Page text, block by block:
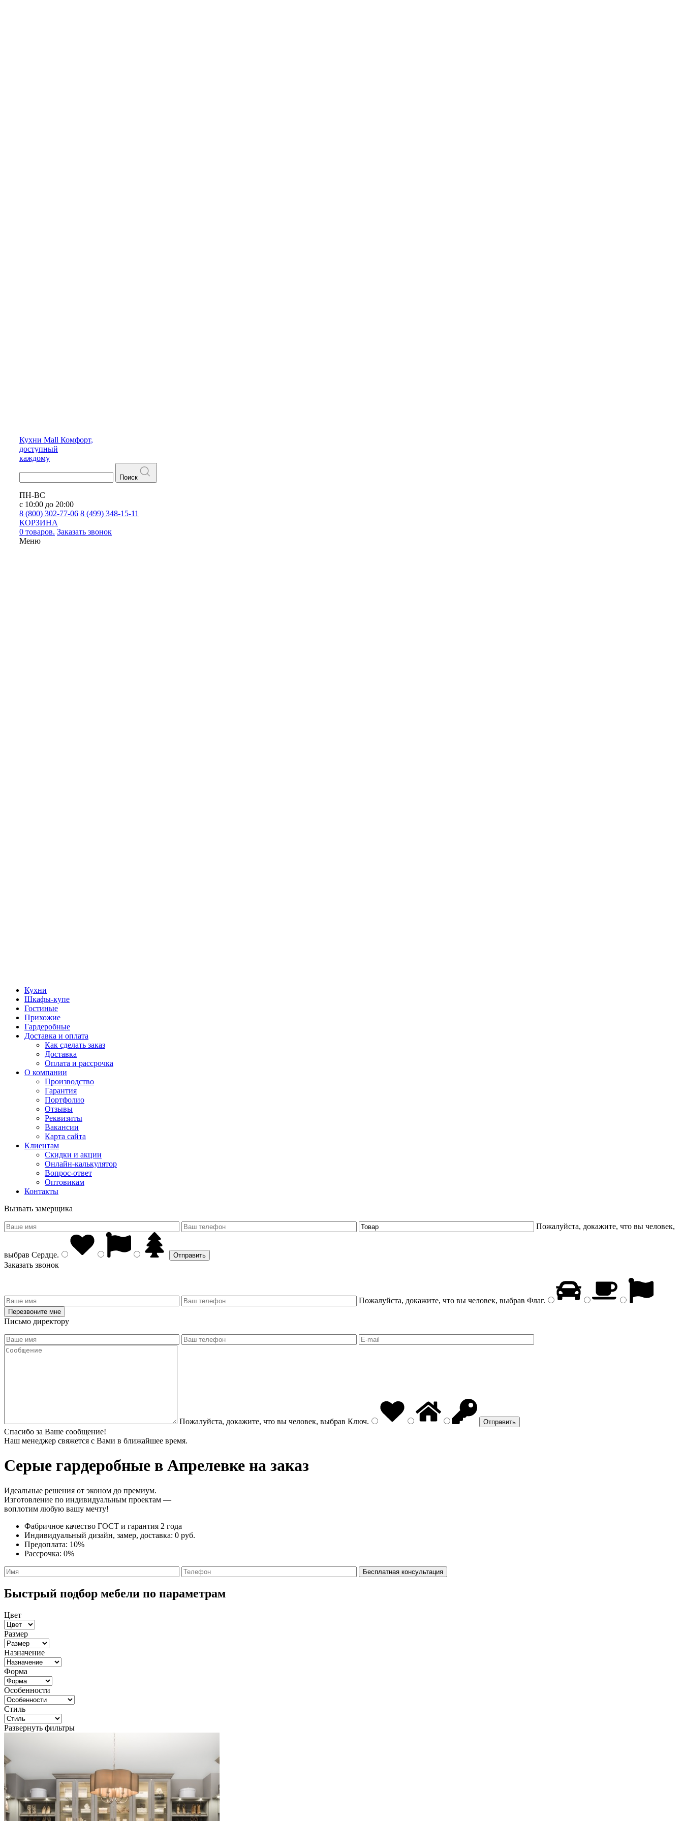
Кухни Mall Комфорт,
доступный
каждому
Поиск
ПН-ВС
с 10:00 до 20:00
8 (800) 302-77-06 8 (499) 348-15-11
КОРЗИНА
0 товаров. Заказать звонок
Меню
Кухни
Шкафы-купе
Гостиные
Прихожие
Гардеробные
Доставка и оплата
Как сделать заказ
Доставка
Оплата и рассрочка
О компании
Производство
Гарантия
Портфолио
Отзывы
Реквизиты
Вакансии
Карта сайта
Клиентам
Скидки и акции
Онлайн-калькулятор
Вопрос-ответ
Оптовикам
Контакты
Вызвать замерщика
Пожалуйста, докажите, что вы человек,
выбрав Сердце.
Заказать звонок
Пожалуйста, докажите, что вы человек, выбрав Флаг.
Письмо директору
Пожалуйста, докажите, что вы человек, выбрав Ключ.
Спасибо за Ваше сообщение!
Наш менеджер свяжется с Вами в ближайшее время.
Серые гардеробные в Апрелевке на заказ
Идеальные решения от эконом до премиум.
Изготовление по индивидуальным проектам —
воплотим любую вашу мечту!
Фабричное качество ГОСТ и гарантия 2 года
Индивидуальный дизайн, замер, доставка: 0 руб.
Предоплата: 10%
Рассрочка: 0%
Быстрый подбор мебели по параметрам
Цвет
Размер
Назначение
Форма
Особенности
Стиль
Развернуть фильтры